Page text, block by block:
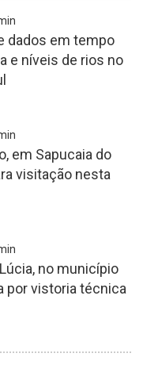
dados em tempo
e níveis de rios no
em Sapucaia do
visitação nesta
no município
por vistoria técnica